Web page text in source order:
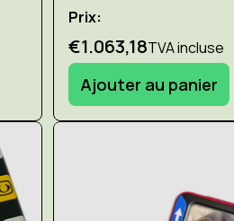
Prix:
€1.063,18TVA incluse
Ajouter au panier